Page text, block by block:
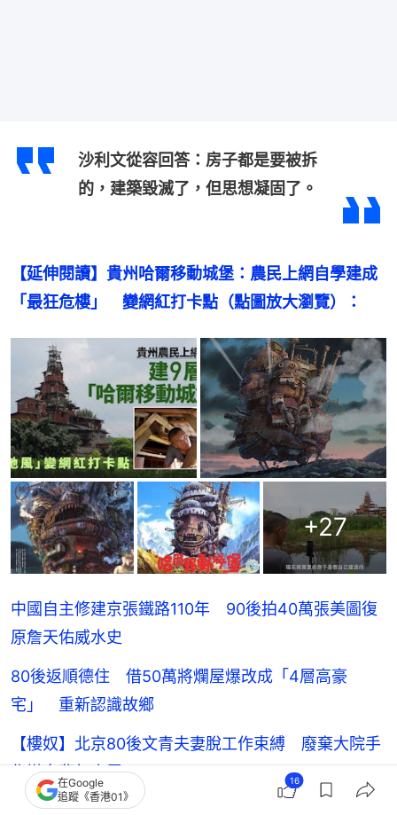
沙利文從容回答：房子都是要被拆
的，建築毀滅了，但思想凝固了。
【延伸閱讀】貴州哈爾移動城堡：農民上網自學建成
「最狂危樓」　變網紅打卡點（點圖放大瀏覽）：
+27
中國自主修建京張鐵路110年 90後拍40萬張美圖復
原詹天佑威水史
80後返順德住 借50萬將爛屋爆改成「4層高豪
宅」 重新認識故鄉
【樓奴】北京80後文青夫妻脫工作束縛 廢棄大院手
作變身夢幻小屋
在Google
追蹤《香港01》
16